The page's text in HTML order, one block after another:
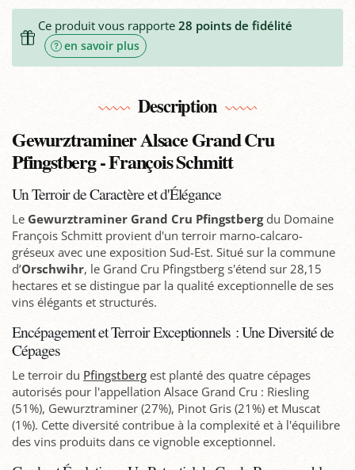
Ce produit vous rapporte28 points de fidélité
en savoir plus
Description
Gewurztraminer Alsace Grand Cru
Pfingstberg - François Schmitt
Un Terroir de Caractère et d'Élégance
Le Gewurztraminer Grand Cru Pfingstbergdu Domaine
François Schmitt provient d'un terroir marno-calcaro-
gréseux avec une exposition Sud-Est. Situé sur la commune
d’Orschwihr, le Grand Cru Pfingstberg s'étend sur 28,15
hectares et se distingue par la qualité exceptionnelle de ses
vins élégants et structurés.
Encépagement et Terroir Exceptionnels : Une Diversité de
Cépages
Le terroir du Pfingstberg est planté des quatre cépages
autorisés pour l'appellation Alsace Grand Cru : Riesling
(51%), Gewurztraminer (27%), Pinot Gris (21%) et Muscat
(1%). Cette diversité contribue à la complexité et à l'équilibre
des vins produits dans ce vignoble exceptionnel.